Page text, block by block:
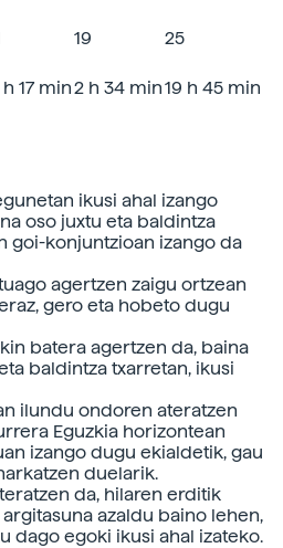
19
25
17 min2 h 34 min19 h 45 min
ikusi ahal izango
oso juxtu eta baldintza
goi-konjuntzioan izango da
agertzen zaigu ortzean
gero eta hobeto dugu
batera agertzen da, baina
baldintza txarretan, ikusi
ilundu ondoren ateratzen
Eguzkia horizontean
izango dugu ekialdetik, gau
duelarik.
da, hilaren erditik
azaldu baino lehen,
dago egoki ikusi ahal izateko.